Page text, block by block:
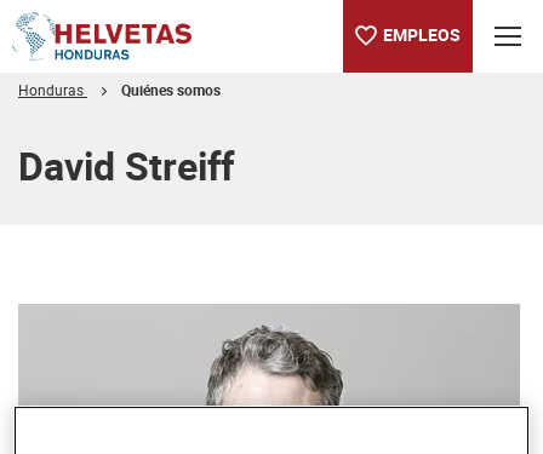
EMPLEOS
Honduras Quiénes somos
David Streiff